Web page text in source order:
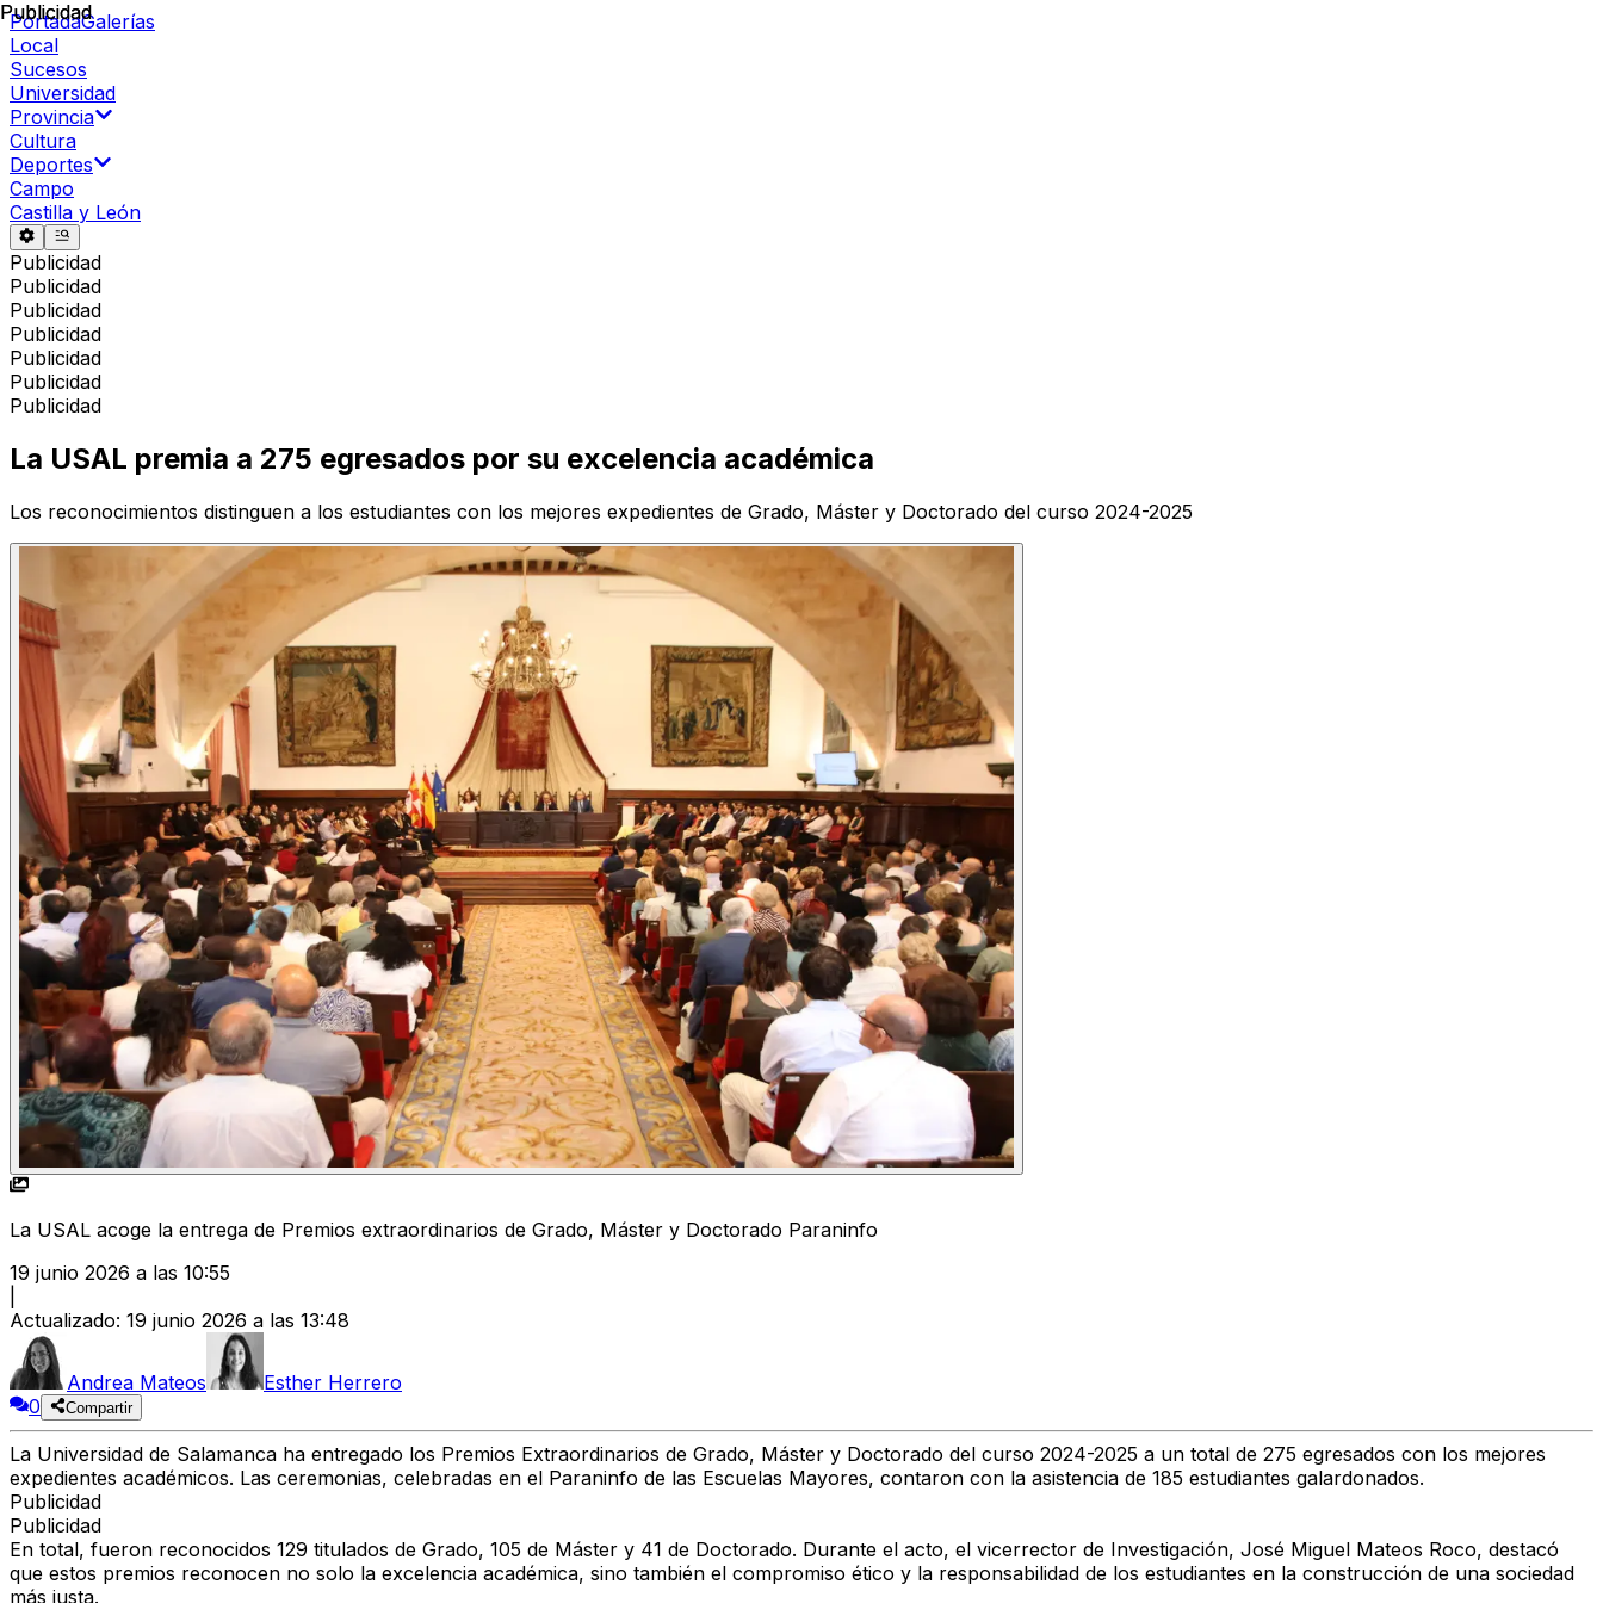
PortadaGalerías
Local
Sucesos
Universidad
Provincia
Cultura
Deportes
Campo
Castilla y León
Publicidad
Publicidad
Publicidad
Publicidad
Publicidad
Publicidad
Publicidad
Publicidad
La USAL premia a 275 egresados por su excelencia académica
Los reconocimientos distinguen a los estudiantes con los mejores expedientes de Grado, Máster y Doctorado del curso 2024-2025
La USAL acoge la entrega de Premios extraordinarios de Grado, Máster y Doctorado Paraninfo
19 junio 2026 a las 10:55
Actualizado: 19 junio 2026 a las 13:48
Andrea Mateos
Esther Herrero
0
Compartir
La Universidad de Salamanca ha entregado los Premios Extraordinarios de Grado, Máster y Doctorado del curso 2024-2025 a un total de 275 egresados con los mejores
expedientes académicos. Las ceremonias, celebradas en el Paraninfo de las Escuelas Mayores, contaron con la asistencia de 185 estudiantes galardonados.
Publicidad
Publicidad
En total, fueron reconocidos 129 titulados de Grado, 105 de Máster y 41 de Doctorado. Durante el acto, el vicerrector de Investigación, José Miguel Mateos Roco, destacó
que estos premios reconocen no solo la excelencia académica, sino también el compromiso ético y la responsabilidad de los estudiantes en la construcción de una sociedad
más justa.
Publicidad